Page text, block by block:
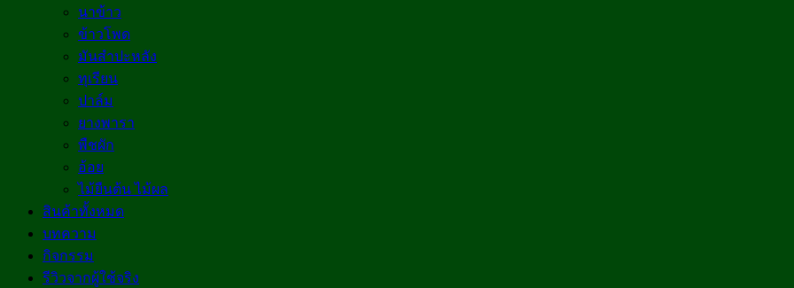
นาข้าว
ข้าวโพด
มันสำปะหลัง
ทุเรียน
ปาล์ม
ยางพารา
พืชผัก
อ้อย
ไม้ยืนต้น ไม้ผล
สินค้าทั้งหมด
บทความ
กิจกรรม
รีวิวจากผู้ใช้จริง